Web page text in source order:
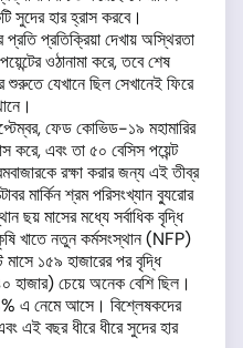
সুদের হার হ্রাস করবে।
প্রতিক্রিয়া দেখায় অস্থিরতা
ওঠানামা করে, তবে শেষ
শুরুতে যেখানে ছিল সেখানেই ফিরে
ফেড কোভিড-১৯ মহামারির
করে, এবং তা ৫০ বেসিস পয়েন্ট
রক্ষা করার জন্য এই তীব্র
মার্কিন শ্রম পরিসংখ্যান ব্যুরোর
ছয় মাসের মধ্যে সর্বাধিক বৃদ্ধি
খাতে নতুন কর্মসংস্থান (NFP)
১৫৯ হাজারের পর বৃদ্ধি
হাজার) চেয়ে অনেক বেশি ছিল।
এ নেমে আসে। বিশ্লেষকদের
এই বছর ধীরে ধীরে সুদের হার